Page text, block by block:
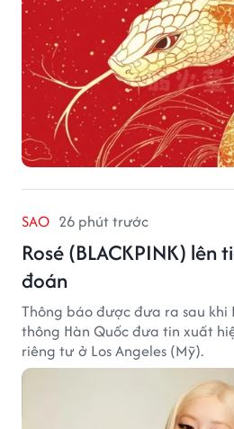
SAO 26 phút trước
Rosé (BLACKPINK) lên
đoán
Thông báo được đưa ra sau khi
thông Hàn Quốc đưa tin xuất
riêng tư ở Los Angeles (Mỹ).